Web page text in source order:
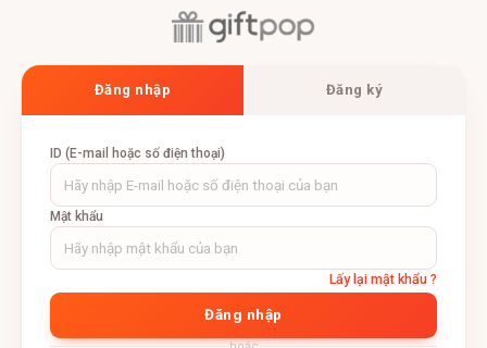
Đăng nhập Đăng ký
ID (E-mail hoặc số điện thoại)
Mật khẩu
Lấy lại mật khẩu ?
Đăng nhập